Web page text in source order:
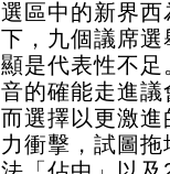
選區中的新界
下，九個議席
顯是代表性不
音的確能走進議
而選擇以更激
力衝擊，試圖